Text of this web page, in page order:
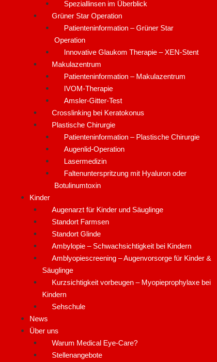
Speziallinsen im Überblick
Grüner Star Operation
Patienteninformation – Grüner Star
Operation
Innovative Glaukom Therapie – XEN-Stent
Makulazentrum
Patienteninformation – Makulazentrum
IVOM-Therapie
Amsler-Gitter-Test
Crosslinking bei Keratokonus
Plastische Chirurgie
Patienteninformation – Plastische Chirurgie
Augenlid-Operation
Lasermedizin
Faltenunterspritzung mit Hyaluron oder
Botulinumtoxin
Kinder
Augenarzt für Kinder und Säuglinge
Standort Farmsen
Standort Glinde
Ambylopie – Schwachsichtigkeit bei Kindern
Amblyopiescreening – Augenvorsorge für Kinder &
Säuglinge
Kurzsichtigkeit vorbeugen – Myopieprophylaxe bei
Kindern
Sehschule
News
Über uns
Warum Medical Eye-Care?
Stellenangebote